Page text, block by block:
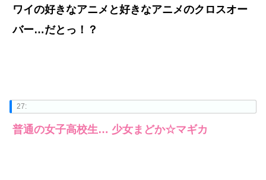
ワイの好きなアニメと好きなアニメのクロスオー
バー…だとっ！？
27:
普通の女子高校生… 少女まどか☆マギカ